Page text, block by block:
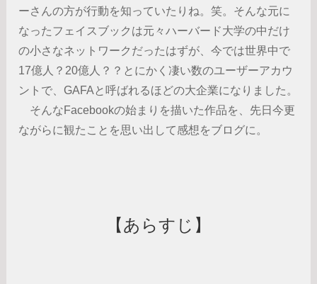
ーさんの方が行動を知っていたりね。笑。そんな元に
なったフェイスブックは元々ハーバード大学の中だけ
の小さなネットワークだったはずが、今では世界中で
17億人？20億人？？とにかく凄い数のユーザーアカウ
ントで、GAFAと呼ばれるほどの大企業になりました。
そんなFacebookの始まりを描いた作品を、先日今更
ながらに観たことを思い出して感想をブログに。
【あらすじ】